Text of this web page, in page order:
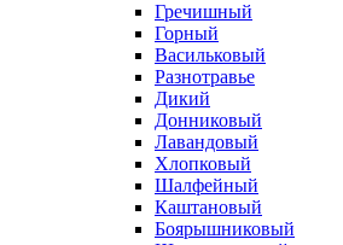
Гречишный
Горный
Васильковый
Разнотравье
Дикий
Донниковый
Лавандовый
Хлопковый
Шалфейный
Каштановый
Боярышниковый